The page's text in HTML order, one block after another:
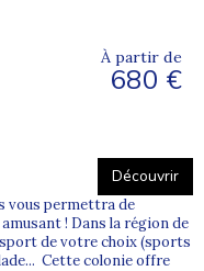
À partir de
680 €
Découvrir
vous permettra de
! Dans la région de
de votre choix (sports
Cette colonie offre